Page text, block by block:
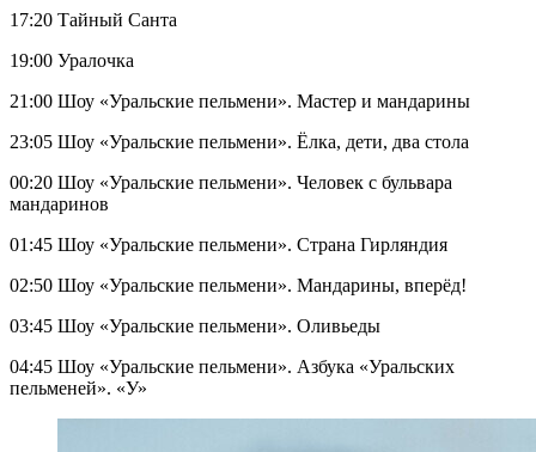
17:20 Тайный Санта
19:00 Уралочка
21:00 Шоу «Уральские пельмени». Мастер и мандарины
23:05 Шоу «Уральские пельмени». Ёлка, дети, два стола
00:20 Шоу «Уральские пельмени». Человек с бульвара
мандаринов
01:45 Шоу «Уральские пельмени». Страна Гирляндия
02:50 Шоу «Уральские пельмени». Мандарины, вперёд!
03:45 Шоу «Уральские пельмени». Оливьеды
04:45 Шоу «Уральские пельмени». Азбука «Уральских
пельменей». «У»